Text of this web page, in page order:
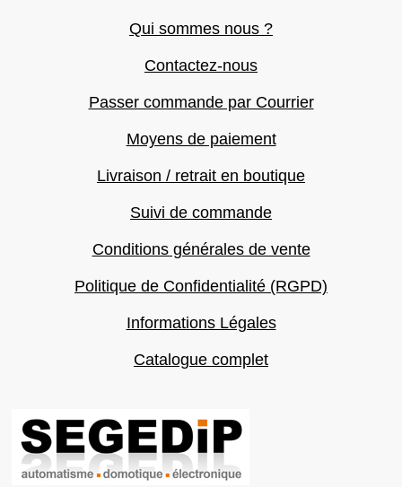
Qui sommes nous ?
Contactez-nous
Passer commande par Courrier
Moyens de paiement
Livraison / retrait en boutique
Suivi de commande
Conditions générales de vente
Politique de Confidentialité (RGPD)
Informations Légales
Catalogue complet